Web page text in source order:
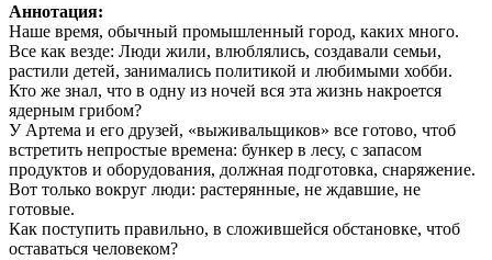
Аннотация:
Наше время, обычный промышленный город, каких много.
Все как везде: Люди жили, влюблялись, создавали семьи,
растили детей, занимались политикой и любимыми хобби.
Кто же знал, что в одну из ночей вся эта жизнь накроется
ядерным грибом?
У Артема и его друзей, «выживальщиков» все готово, чтоб
встретить непростые времена: бункер в лесу, с запасом
продуктов и оборудования, должная подготовка, снаряжение.
Вот только вокруг люди: растерянные, не ждавшие, не
готовые.
Как поступить правильно, в сложившейся обстановке, чтоб
оставаться человеком?